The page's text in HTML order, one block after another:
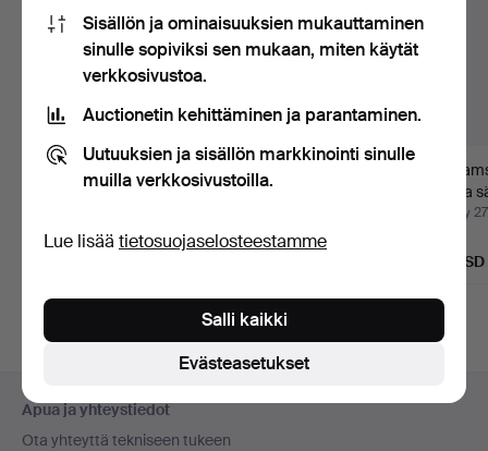
Kaksi pulloa viiniä,
vuosikerta 70.
Arvio
VEGA-SICILIA
VALBUENA 5. VUOSI.
Arvio
Kuiva
Myyty
81 USD
Alatunnistenavigaatio
Apua ja yhteystiedot
Ota yhteyttä tekniseen tukeen
Sisällön ja ominaisuuksien mukauttaminen
sinulle sopiviksi sen mukaan, miten käytät
verkkosivustoa.
Auctionetin kehittäminen ja parantaminen.
Uutuuksien ja sisällön markkinointi sinulle
muilla verkkosivustoilla.
Lue lisää tietosuojaselosteestamme
Evästeasetukset
Salli kaikki